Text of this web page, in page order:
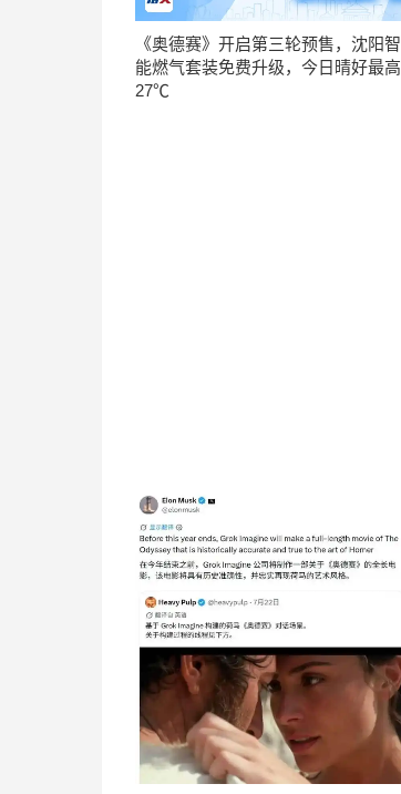
《奥德赛》开启第三轮预售，沈阳智
能燃气套装免费升级，今日晴好最高
27℃